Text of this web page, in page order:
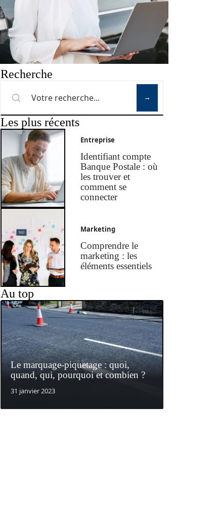
Recherche
Les plus récents
Entreprise
Identifiant compte
Banque Postale : où
les trouver et
comment se
connecter
Marketing
Comprendre le
marketing : les
éléments essentiels
Au top
Le marquage-piquetage : quoi,
quand, qui, pourquoi et combien ?
31 janvier 2023